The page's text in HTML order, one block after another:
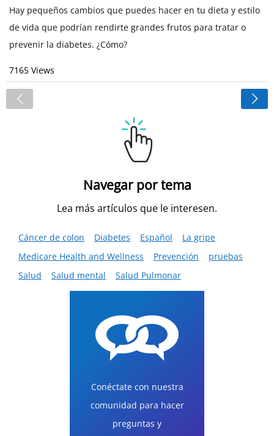
Hay pequeños cambios que puedes hacer en tu dieta y estilo
de vida que podrían rendirte grandes frutos para tratar o
prevenir la diabetes. ¿Cómo?
7165 Views
Navegar por tema
Lea más artículos que le interesen.
Cáncer de colon Diabetes Español
La gripe
Medicare Health and Wellness
Prevención
pruebas
Salud
Salud mental Salud Pulmonar
Conéctate con nuestra
comunidad para hacer
preguntas y